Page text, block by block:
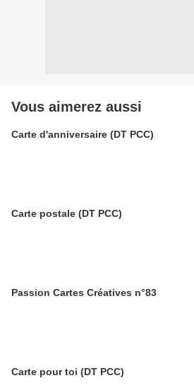
Vous aimerez aussi
Carte d'anniversaire (DT PCC)
Carte postale (DT PCC)
Passion Cartes Créatives n°83
Carte pour toi (DT PCC)